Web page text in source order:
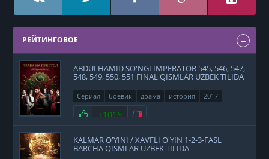
РЕЙТИНГОВОЕ
ABDULHAMID SO'NGI IMPERATOR 545, 546, 547,
548, 549, 550, 551 FINAL QISMLAR UZBEK TILIDA
Сериал боевик драма история 2017
Нравится
+1016 Не нравится
KALMAR O'YINI / XAVFLI O'YIN 1-2-3-FASL
BARCHA QISMLAR UZBEK TILIDA